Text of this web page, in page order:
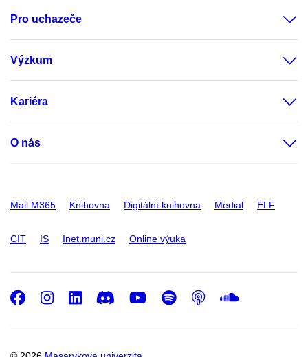
Pro uchazeče
Výzkum
Kariéra
O nás
Mail M365 Knihovna Digitální knihovna Medial ELF
CIT IS Inet.muni.cz Online výuka
Facebook
Instagram
LinkedIn
DiscordYoutube
Spotify
Podcast